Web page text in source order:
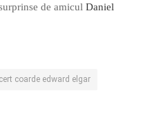
de amicul Daniel
coarde edward elgar